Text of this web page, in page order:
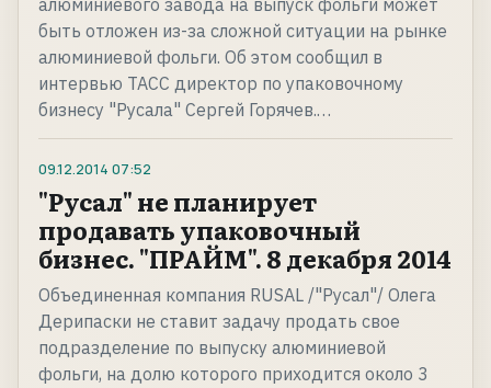
алюминиевого завода на выпуск фольги может
быть отложен из-за сложной ситуации на рынке
алюминиевой фольги. Об этом сообщил в
интервью ТАСС директор по упаковочному
бизнесу "Русала" Сергей Горячев.…
09.12.2014 07:52
"Русал" не планирует
продавать упаковочный
бизнес. "ПРАЙМ". 8 декабря 2014
Объединенная компания RUSAL /"Русал"/ Олега
Дерипаски не ставит задачу продать свое
подразделение по выпуску алюминиевой
фольги, на долю которого приходится около 3